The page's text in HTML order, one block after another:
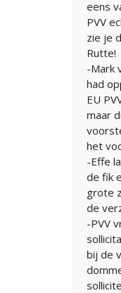
eens
PVV
zie je
Rutte!
-Mark
had
EU
maar
het
-Effe
de fik
grote
de
-PVV
bij de